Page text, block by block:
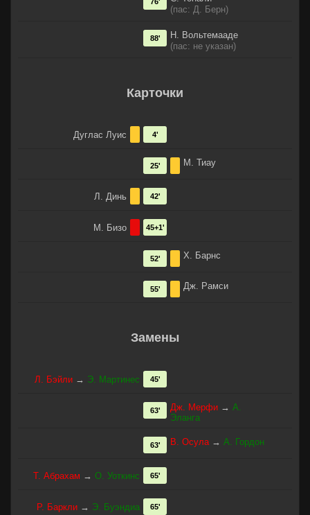
(пас: Д. Берн)
Н. Вольтемааде
(пас: не указан)
88'
Карточки
Дуглас Луис 4'
М. Тиау
25'
Л. Динь 42'
М. Бизо 45+1'
Х. Барнс
52'
Дж. Рамси
55'
Замены
Л. Бэйли → Э. Мартинес 45'
Дж. Мерфи → А.
Эланга
63'
В. Осула→ А. Гордон
63'
Т. Абрахам → О. Уоткинс 65'
Р. Баркли → Э. Буэндиа 65'